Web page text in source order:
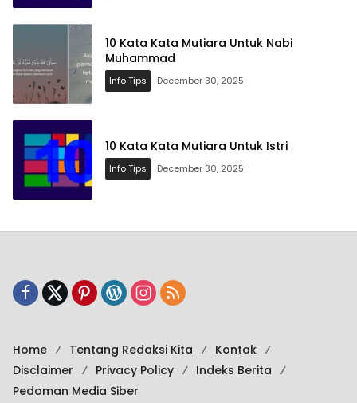
10 Kata Kata Mutiara Untuk Nabi
Muhammad
Info Tips December 30, 2025
10 Kata Kata Mutiara Untuk Istri
Info Tips December 30, 2025
Home Tentang Redaksi Kita
Kontak
Disclaimer
Privacy Policy
Indeks Berita
Pedoman Media Siber